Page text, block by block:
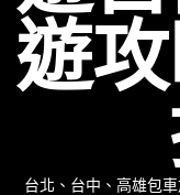
遊
台北、台中、高雄包